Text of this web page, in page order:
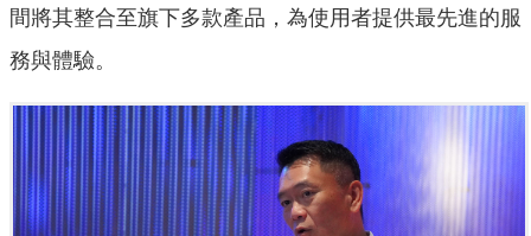
間將其整合至旗下多款產品，為使用者提供最先進的服
務與體驗。